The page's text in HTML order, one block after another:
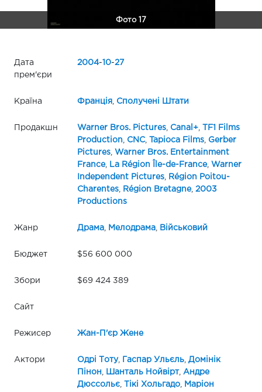
Фото 17
Дата
прем'єри
2004-10-27
Країна Франція, Сполучені Штати
Продакшн Warner Bros. Pictures, Canal+,
TF1 Films
Production
CNC, Tapioca Films,
Gerber
Pictures,
Warner Bros. Entertainment
France, La Région Île-de-France, Warner
Independent Pictures,
Région Poitou-
Charentes, Région Bretagne, 2003
Productions
Жанр Драма, Мелодрама, Військовий
Бюджет $56 600 000
Збори $69 424 389
Сайт
Режисер Жан-П'єр Жене
Актори Одрі Тоту, Гаспар Ульєль, Домінік
Пінон
Шанталь Нойвірт, Андре
Дюссольє, Тікі Хольгадо,
Маріон